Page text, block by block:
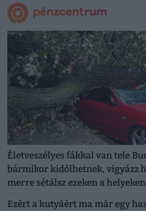
Életveszélyes fákkal van tele
bármikor kidőlhetnek, vigyázz
merre sétálsz ezeken a helyeken
Ezért a kutyáért ma már egy